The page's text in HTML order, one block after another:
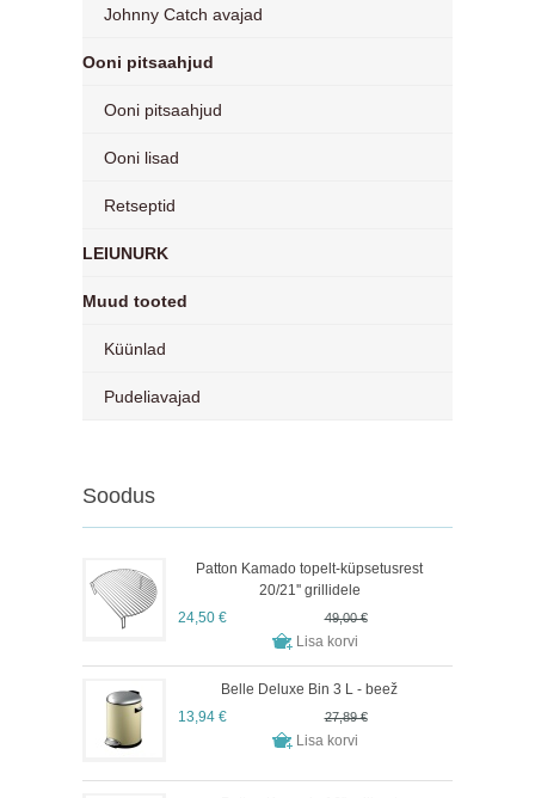
Johnny Catch avajad
Ooni pitsaahjud
Ooni pitsaahjud
Ooni lisad
Retseptid
LEIUNURK
Muud tooted
Küünlad
Pudeliavajad
Soodus
Patton Kamado topelt-küpsetusrest
20/21'' grillidele
24,50 €
49,00 €
Belle Deluxe Bin 3 L - beež
13,94 €
27,89 €